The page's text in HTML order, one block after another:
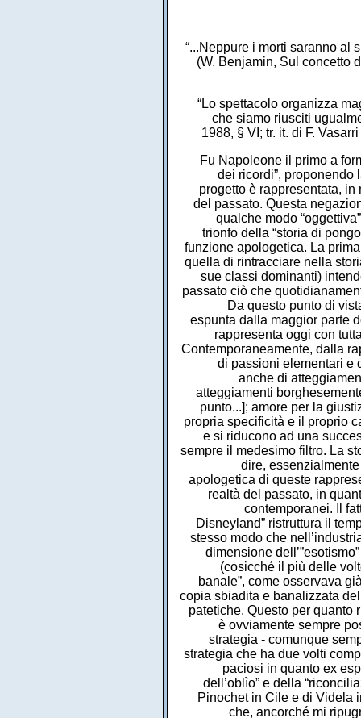
“...Neppure i morti saranno al
(W. Benjamin, Sul concetto
“Lo spettacolo organizza
che siamo riusciti
1988, § VI; tr. it. di F.
Fu Napoleone il primo a
dei ricordi”, proponendo
progetto è rappresentata,
del passato. Questa
qualche modo
trionfo della “storia di
funzione apologetica. La
quella di rintracciare nella
sue classi dominanti)
passato ciò che
Da questo punto di
espunta dalla maggior parte
rappresenta oggi con
Contemporaneamente, dalla
di passioni elementari e
anche di
atteggiamenti
punto...]; amore per la
propria specificità e il proprio
e si riducono ad una
sempre il medesimo filtro. La
dire,
apologetica di queste
realtà del passato, in
contemporanei. Il
Disneyland” ristruttura il
stesso modo che
dimensione
(cosicché il più delle
banale”, come osservava
copia sbiadita e banalizzata
patetiche. Questo per quanto
è ovviamente sempre
strategia - comunque
strategia che ha due volti
paciosi in quanto ex
dell’oblìo” e della
Pinochet in Cile e di Videla
che, ancorché mi